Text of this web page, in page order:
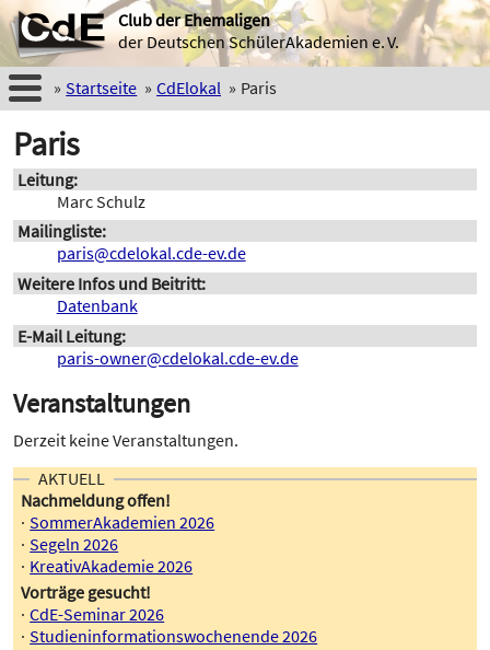
Club der Ehemaligen
der Deutschen SchülerAkademien e. V.
Startseite CdElokal Paris
Paris
Leitung
Marc Schulz
Mailingliste
paris@cdelokal.cde-ev.de
Weitere Infos und Beitritt
Datenbank
E-Mail Leitung
paris-owner@cdelokal.cde-ev.de
Veranstaltungen
Derzeit keine Veranstaltungen.
AKTUELL
Nachmeldung offen!
SommerAkademien 2026
Segeln 2026
KreativAkademie 2026
Vorträge gesucht!
CdE-Seminar 2026
Studieninformationswochenende 2026